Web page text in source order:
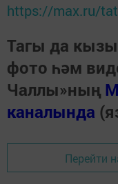
https://max.ru/
Тагы да
фото һәм
Чаллы»ның
каналында
Перейти